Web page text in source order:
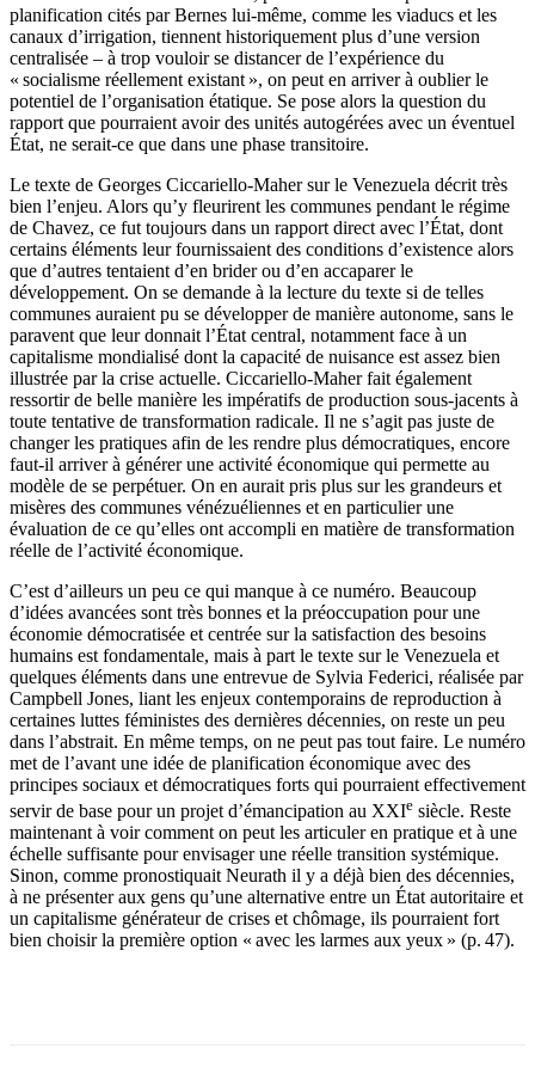
planification cités par Bernes lui-même, comme les viaducs et les
canaux d’irrigation, tiennent historiquement plus d’une version
centralisée – à trop vouloir se distancer de l’expérience du
« socialisme réellement existant », on peut en arriver à oublier le
potentiel de l’organisation étatique. Se pose alors la question du
rapport que pourraient avoir des unités autogérées avec un éventuel
État, ne serait-ce que dans une phase transitoire.
Le texte de Georges Ciccariello-Maher sur le Venezuela décrit très
bien l’enjeu. Alors qu’y fleurirent les communes pendant le régime
de Chavez, ce fut toujours dans un rapport direct avec l’État, dont
certains éléments leur fournissaient des conditions d’existence alors
que d’autres tentaient d’en brider ou d’en accaparer le
développement. On se demande à la lecture du texte si de telles
communes auraient pu se développer de manière autonome, sans le
paravent que leur donnait l’État central, notamment face à un
capitalisme mondialisé dont la capacité de nuisance est assez bien
illustrée par la crise actuelle. Ciccariello-Maher fait également
ressortir de belle manière les impératifs de production sous-jacents à
toute tentative de transformation radicale. Il ne s’agit pas juste de
changer les pratiques afin de les rendre plus démocratiques, encore
faut-il arriver à générer une activité économique qui permette au
modèle de se perpétuer. On en aurait pris plus sur les grandeurs et
misères des communes vénézuéliennes et en particulier une
évaluation de ce qu’elles ont accompli en matière de transformation
réelle de l’activité économique.
C’est d’ailleurs un peu ce qui manque à ce numéro. Beaucoup
d’idées avancées sont très bonnes et la préoccupation pour une
économie démocratisée et centrée sur la satisfaction des besoins
humains est fondamentale, mais à part le texte sur le Venezuela et
quelques éléments dans une entrevue de Sylvia Federici, réalisée par
Campbell Jones, liant les enjeux contemporains de reproduction à
certaines luttes féministes des dernières décennies, on reste un peu
dans l’abstrait. En même temps, on ne peut pas tout faire. Le numéro
met de l’avant une idée de planification économique avec des
principes sociaux et démocratiques forts qui pourraient effectivement
servir de base pour un projet d’émancipation au XXIe siècle. Reste
maintenant à voir comment on peut les articuler en pratique et à une
échelle suffisante pour envisager une réelle transition systémique.
Sinon, comme pronostiquait Neurath il y a déjà bien des décennies,
à ne présenter aux gens qu’une alternative entre un État autoritaire et
un capitalisme générateur de crises et chômage, ils pourraient fort
bien choisir la première option « avec les larmes aux yeux » (p. 47).